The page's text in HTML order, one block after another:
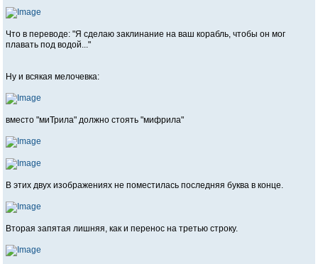
Что в переводе: "Я сделаю заклинание на ваш корабль, чтобы он мог
плавать под водой..."
Ну и всякая мелочевка:
вместо "миТрила" должно стоять "мифрила"
В этих двух изображениях не поместилась последняя буква в конце.
Вторая запятая лишняя, как и перенос на третью строку.